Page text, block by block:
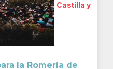
Castilla y
la Romería de